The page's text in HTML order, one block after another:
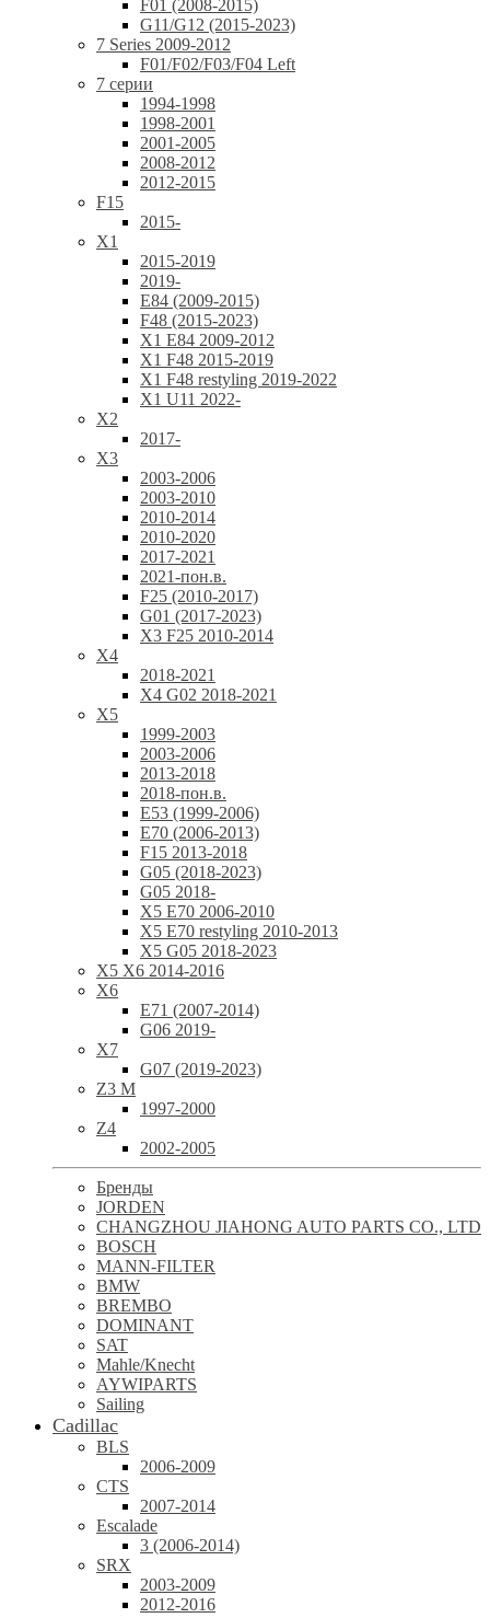
F01 (2008-2015)
G11/G12 (2015-2023)
7 Series 2009-2012
F01/F02/F03/F04 Left
7 серии
1994-1998
1998-2001
2001-2005
2008-2012
2012-2015
F15
2015-
X1
2015-2019
2019-
E84 (2009-2015)
F48 (2015-2023)
X1 E84 2009-2012
X1 F48 2015-2019
X1 F48 restyling 2019-2022
X1 U11 2022-
X2
2017-
X3
2003-2006
2003-2010
2010-2014
2010-2020
2017-2021
2021-пон.в.
F25 (2010-2017)
G01 (2017-2023)
X3 F25 2010-2014
X4
2018-2021
X4 G02 2018-2021
X5
1999-2003
2003-2006
2013-2018
2018-пон.в.
E53 (1999-2006)
E70 (2006-2013)
F15 2013-2018
G05 (2018-2023)
G05 2018-
X5 E70 2006-2010
X5 E70 restyling 2010-2013
X5 G05 2018-2023
X5 X6 2014-2016
X6
E71 (2007-2014)
G06 2019-
X7
G07 (2019-2023)
Z3 M
1997-2000
Z4
2002-2005
Бренды
JORDEN
CHANGZHOU JIAHONG AUTO PARTS CO., LTD
BOSCH
MANN-FILTER
BMW
BREMBO
DOMINANT
SAT
Mahle/Knecht
AYWIPARTS
Sailing
Cadillac
BLS
2006-2009
CTS
2007-2014
Escalade
3 (2006-2014)
SRX
2003-2009
2012-2016